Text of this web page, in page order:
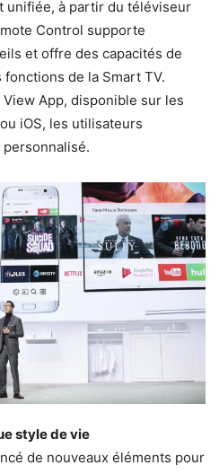
unifiée, à partir du téléviseur
Control supporte
et offre des capacités de
de la Smart TV.
App, disponible sur les
iOS, les utilisateurs
personnalisé.
style de vie
de nouveaux éléments pour